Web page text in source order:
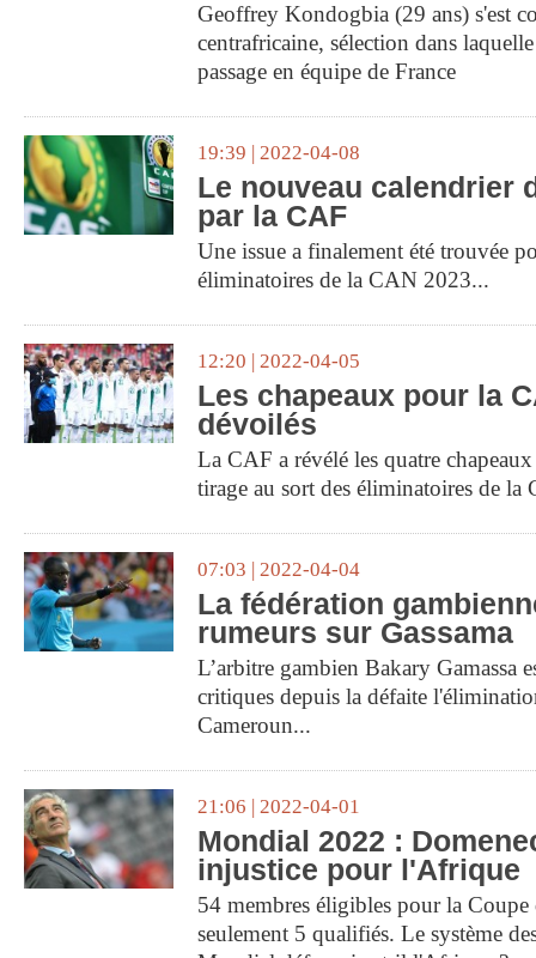
Geoffrey Kondogbia (29 ans) s'est
centrafricaine, sélection dans
passage en équipe de France
19:39 | 2022-04-08
Le nouveau calendrier
par la CAF
Une issue a finalement été trouvée
éliminatoires de la CAN 2023...
12:20 | 2022-04-05
Les chapeaux pour la
dévoilés
La CAF a révélé les quatre
tirage au sort des éliminatoires de la
07:03 | 2022-04-04
La fédération
rumeurs sur Gassama
L’arbitre gambien Bakary Gamassa
critiques depuis la défaite
Cameroun...
21:06 | 2022-04-01
Mondial 2022 :
injustice pour l'Afrique
54 membres éligibles pour la
seulement 5 qualifiés. Le système